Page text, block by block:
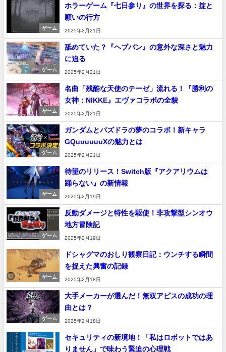
ゲーム
ホラーゲーム『七日参り』の世界を探る：掟と
願いの行方
2025年2月21日
ゲーム
舐めていた？『ヘブバン』の意外な深さと魅力
に迫る
2025年2月21日
ゲーム
名曲「残酷な天使のテーゼ」流れる！『勝利の
女神：NIKKE』エヴァコラボの全貌
2025年2月21日
ゲーム
ガンダムとパズドラの夢のコラボ！新キャラ
GQuuuuuuXの魅力とは
2025年2月21日
ゲーム
待望のリリース！Switch版『アクアリウムは
踊らない』の新情報
2025年2月19日
ゲーム
反動ダメージと特性を駆使！非攻撃型シンオウ
地方冒険記
2025年2月19日
ゲーム
ドシャグマのおしり観察日記：ウンチする瞬間
を捉えた興奮の記録
2025年2月18日
ゲーム
大手メーカーが選んだ！無双アビスの成功の理
由とは？
2025年2月18日
セキュリティの新境地！「私はロボットではあ
りません」で味わう緊迫の心理戦